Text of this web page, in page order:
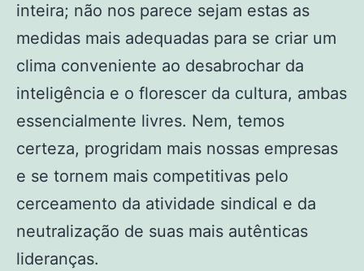
inteira; não nos parece sejam estas as
medidas mais adequadas para se criar um
clima conveniente ao desabrochar da
inteligência e o florescer da cultura, ambas
essencialmente livres. Nem, temos
certeza, progridam mais nossas empresas
e se tornem mais competitivas pelo
cerceamento da atividade sindical e da
neutralização de suas mais autênticas
lideranças.